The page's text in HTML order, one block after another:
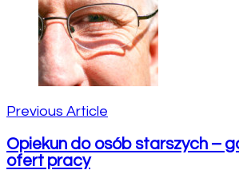
Previous Article
Opiekun do osób starszych –
ofert pracy